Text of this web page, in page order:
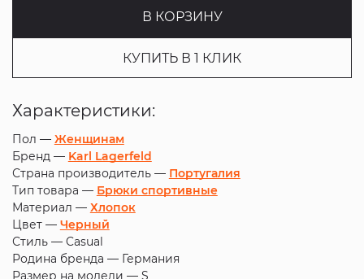
В КОРЗИНУ
КУПИТЬ В 1 КЛИК
Характеристики:
Пол — Женщинам
Бренд — Karl Lagerfeld
Страна производитель — Португалия
Тип товара — Брюки спортивные
Материал — Хлопок
Цвет — Черный
Стиль — Casual
Родина бренда — Германия
Размер на модели — S